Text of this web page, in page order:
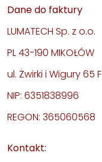
Dane do faktury
LUMATECH Sp. z o.o.
PL 43-190 MIKOŁÓW
ul. Żwirki i Wigury 65 F
NIP: 6351838996
REGON: 365060568
Kontakt: